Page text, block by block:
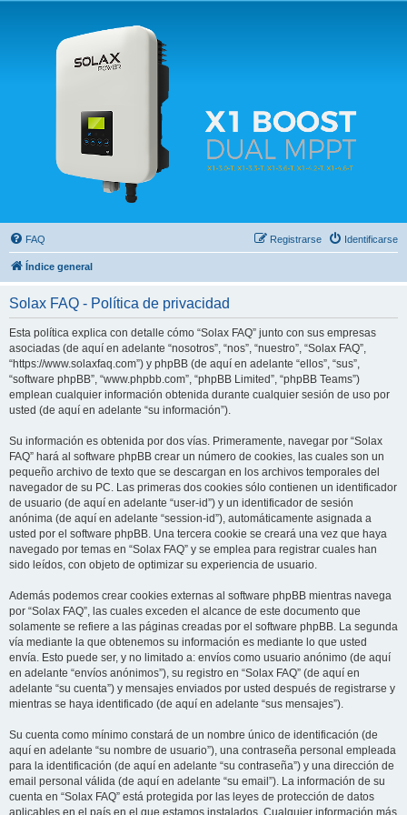
Solax FAQ
Lugar para intercambiar dudas sobre inversores solares Solax y temas relacionados.
FAQ Identificarse
Registrarse
Índice general
Solax FAQ - Política de privacidad
Esta política explica con detalle cómo “Solax FAQ” junto con sus empresas
asociadas (de aquí en adelante “nosotros”, “nos”, “nuestro”, “Solax FAQ”,
“https://www.solaxfaq.com”) y phpBB (de aquí en adelante “ellos”, “sus”,
“software phpBB”, “www.phpbb.com”, “phpBB Limited”, “phpBB Teams”)
emplean cualquier información obtenida durante cualquier sesión de uso por
usted (de aquí en adelante “su información”).
Su información es obtenida por dos vías. Primeramente, navegar por “Solax
FAQ” hará al software phpBB crear un número de cookies, las cuales son un
pequeño archivo de texto que se descargan en los archivos temporales del
navegador de su PC. Las primeras dos cookies sólo contienen un identificador
de usuario (de aquí en adelante “user-id”) y un identificador de sesión
anónima (de aquí en adelante “session-id”), automáticamente asignada a
usted por el software phpBB. Una tercera cookie se creará una vez que haya
navegado por temas en “Solax FAQ” y se emplea para registrar cuales han
sido leídos, con objeto de optimizar su experiencia de usuario.
Además podemos crear cookies externas al software phpBB mientras navega
por “Solax FAQ”, las cuales exceden el alcance de este documento que
solamente se refiere a las páginas creadas por el software phpBB. La segunda
vía mediante la que obtenemos su información es mediante lo que usted
envía. Esto puede ser, y no limitado a: envíos como usuario anónimo (de aquí
en adelante “envíos anónimos”), su registro en “Solax FAQ” (de aquí en
adelante “su cuenta”) y mensajes enviados por usted después de registrarse y
mientras se haya identificado (de aquí en adelante “sus mensajes”).
Su cuenta como mínimo constará de un nombre único de identificación (de
aquí en adelante “su nombre de usuario”), una contraseña personal empleada
para la identificación (de aquí en adelante “su contraseña”) y una dirección de
email personal válida (de aquí en adelante “su email”). La información de su
cuenta en “Solax FAQ” está protegida por las leyes de protección de datos
aplicables en el país en el que estamos instalados. Cualquier información más